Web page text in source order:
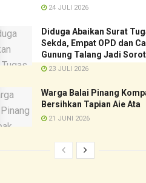
24 JULI 2026
Diduga Abaikan Surat
Sekda, Empat OPD dan
Gunung Talang Jadi
23 JULI 2026
Warga Balai Pinang
Bersihkan Tapian Aie Ata
21 JUNI 2026